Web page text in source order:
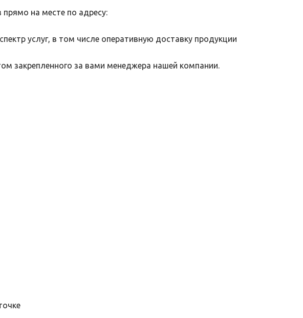
на месте по адресу:
услуг, в том числе оперативную доставку продукции
закрепленного за вами менеджера нашей компании.